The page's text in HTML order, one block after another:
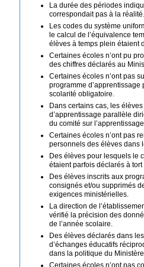
La durée des périodes
correspondait pas à la réalité.
Les codes du système
le calcul de l’équivalence
élèves à temps plein étaient
Certaines écoles n’ont pu
des chiffres déclarés au
Certaines écoles n’ont pas
programme
scolarité obligatoire.
Dans certains cas, les
d’apprentissage parallèle
du comité sur
Certaines écoles n’ont pas
personnels des élèves dans
Des élèves pour lesquels le
étaient parfois déclarés à
Des élèves inscrits aux
consignés et/ou supprimés
exigences ministérielles.
La direction de
vérifié la précision des
de l’année scolaire.
Des élèves déclarés dans
d’échanges éducatifs
dans la politique du
Certaines écoles n’ont pas